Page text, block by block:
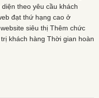
theo yêu cầu khách
đạt thứ hạng cao ở
siêu thị Thêm chức
khách hàng Thời gian hoàn